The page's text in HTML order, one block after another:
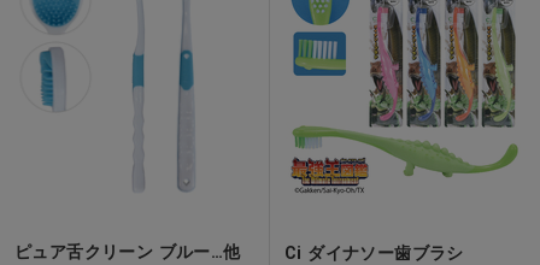
ピュア舌クリーン ブルー…他 Ci ダイナソー歯ブラシ